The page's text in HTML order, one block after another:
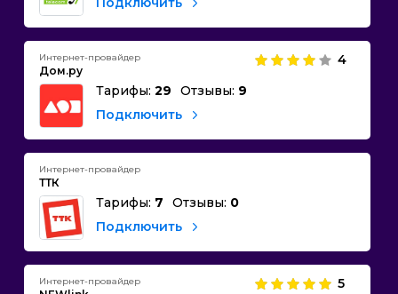
Интернет-провайдер
Дом.ру
4
Тарифы: 29 Отзывы: 9
Подключить
Интернет-провайдер
ТТК
Тарифы: 7 Отзывы: 0
Подключить
Интернет-провайдер 5